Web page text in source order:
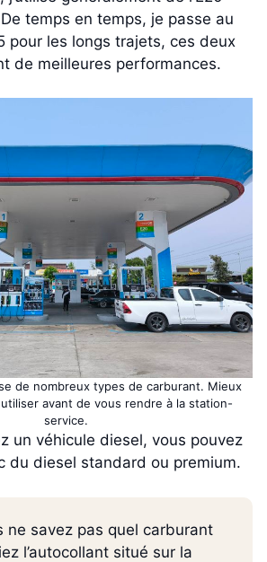
temps en temps, je passe au
pour les longs trajets, ces deux
de meilleures performances.
de nombreux types de carburant. Mieux
avant de vous rendre à la station-
service.
un véhicule diesel, vous pouvez
du diesel standard ou premium.
ne savez pas quel carburant
l’autocollant situé sur la